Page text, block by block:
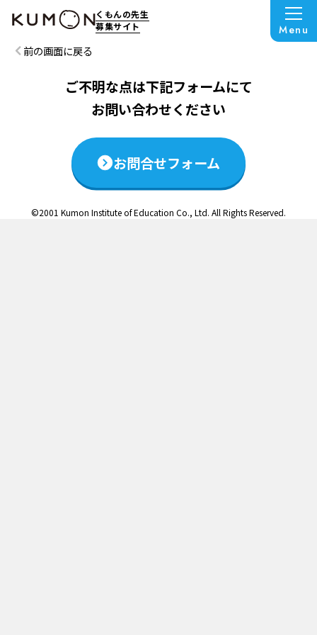
くもんの先生
募集サイト
Menu
この説明会は終了いたしました
前の画面に戻る
ご不明な点は下記フォームにて
お問い合わせください
お問合せフォーム
©2001 Kumon Institute of Education Co., Ltd. All Rights Reserved.